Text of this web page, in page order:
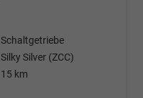
Schaltgetriebe
Silky Silver (ZCC)
15 km